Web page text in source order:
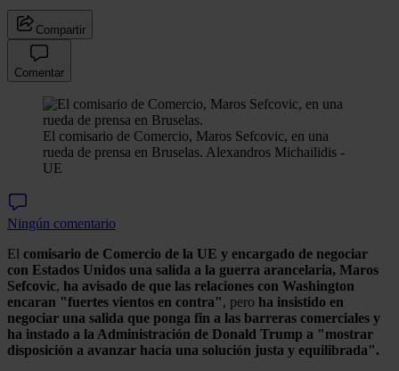
Compartir
Comentar
El comisario de Comercio, Maros Sefcovic, en una
rueda de prensa en Bruselas. Alexandros Michailidis -
UE
Ningún comentario
El comisario de Comercio de la UE y encargado de negociar
con Estados Unidos una salida a la guerra arancelaria, Maros
Sefcovic, ha avisado de que las relaciones con Washington
encaran "fuertes vientos en contra", pero ha insistido en
negociar una salida que ponga fin a las barreras comerciales y
ha instado a la Administración de Donald Trump a "mostrar
disposición a avanzar hacia una solución justa y equilibrada".